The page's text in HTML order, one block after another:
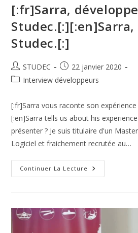
[:fr]Sarra,
Studec.[:]
STUDEC
22 janvier 2020
Interview développeurs
[:fr]Sarra vous raconte son expérience
[:en]Sarra tells us about his
présenter ? Je suis titulaire d'un
Logiciel et fraichement recrutée au…
Continuer La Lecture